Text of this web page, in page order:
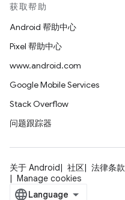
获取帮助
Android 帮助中心
Pixel 帮助中心
www.android.com
Google Mobile Services
Stack Overflow
问题跟踪器
关于 Android 社区 法律条款
Manage cookies